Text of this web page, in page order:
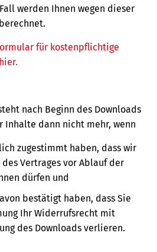
werden Ihnen wegen dieser
für kostenpflichtige
nach Beginn des Downloads
dann nicht mehr, wenn
zugestimmt haben, dass wir
Vertrages vor Ablauf der
dürfen und
bestätigt haben, dass Sie
Ihr Widerrufsrecht mit
des Downloads verlieren.